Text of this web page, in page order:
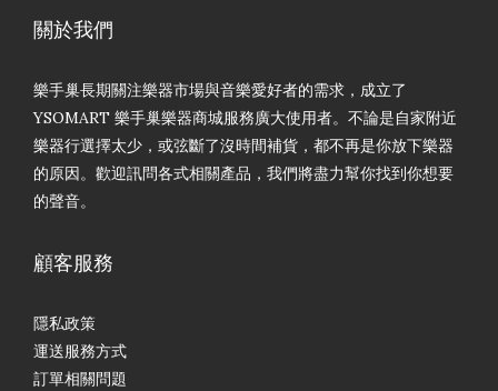
關於我們
樂手巢長期關注樂器市場與音樂愛好者的需求，成立了
YSOMART 樂手巢樂器商城服務廣大使用者。不論是自家附近
樂器行選擇太少，或弦斷了沒時間補貨，都不再是你放下樂器
的原因。歡迎訊問各式相關產品，我們將盡力幫你找到你想要
的聲音。
顧客服務
隱私政策
運送服務方式
訂單相關問題